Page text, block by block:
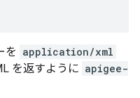
を application/xml
を返すように apigee-